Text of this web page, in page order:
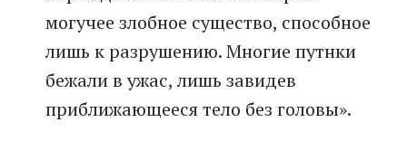
могучее злобное существо, способное
лишь к разрушению. Многие путнки
бежали в ужас, лишь завидев
приближающееся тело без головы».